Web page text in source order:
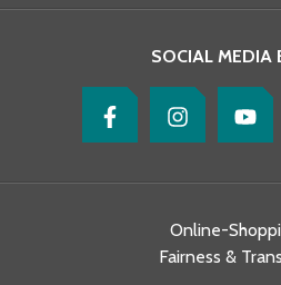
SOCIAL MEDIA
Online-
Fairness &